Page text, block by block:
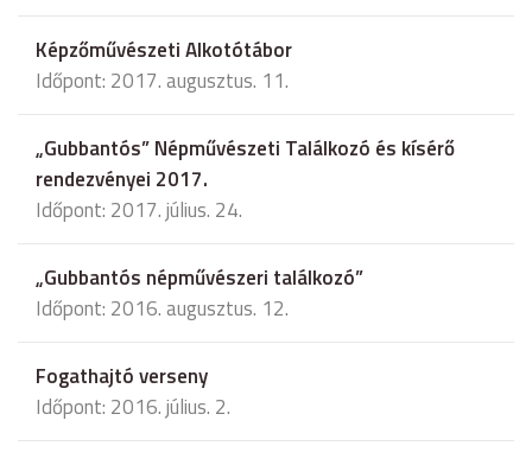
Képzőművészeti Alkotótábor
Időpont: 2017. augusztus. 11.
„Gubbantós” Népművészeti Találkozó és kísérő
rendezvényei 2017.
Időpont: 2017. július. 24.
„Gubbantós népművészeri találkozó”
Időpont: 2016. augusztus. 12.
Fogathajtó verseny
Időpont: 2016. július. 2.